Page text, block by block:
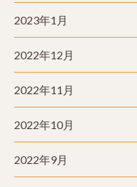
2023年1月
2022年12月
2022年11月
2022年10月
2022年9月